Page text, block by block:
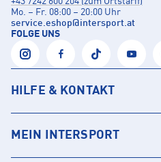
Mo. – Fr. 08:00 – 20:00 Uhr
service.eshop@intersport.at
FOLGE UNS
HILFE & KONTAKT
MEIN INTERSPORT